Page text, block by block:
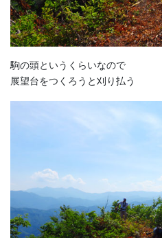
駒の頭というくらいなので
展望台をつくろうと刈り払う